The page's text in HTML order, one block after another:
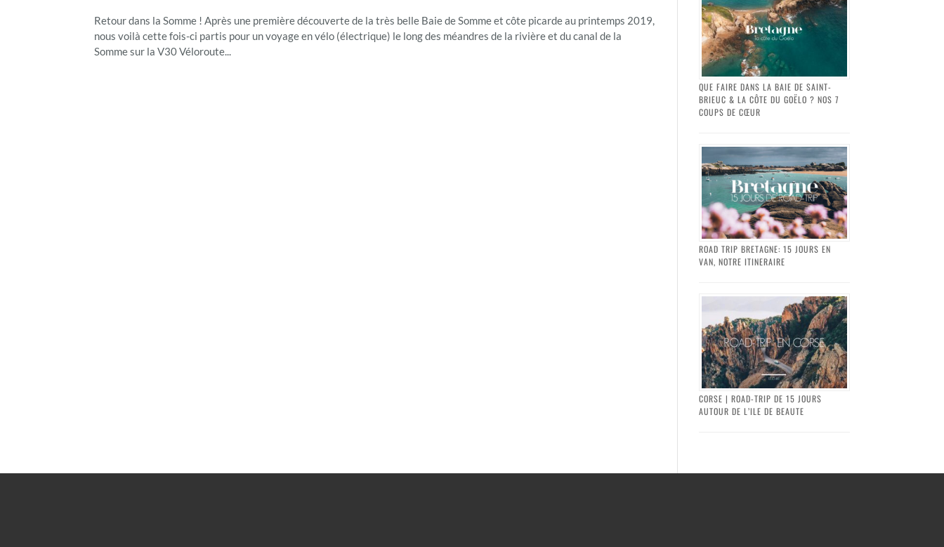
Retour dans la Somme ! Après une première découverte de la très belle Baie de Somme et côte picarde au printemps 2019,
nous voilà cette fois-ci partis pour un voyage en vélo (électrique) le long des méandres de la rivière et du canal de la
Somme sur la V30 Véloroute...
QUE FAIRE DANS LA BAIE DE SAINT-
BRIEUC & LA CÔTE DU GOËLO ? NOS 7
COUPS DE CŒUR
ROAD TRIP BRETAGNE: 15 JOURS EN
VAN, NOTRE ITINERAIRE
CORSE | ROAD-TRIP DE 15 JOURS
AUTOUR DE L’ILE DE BEAUTE